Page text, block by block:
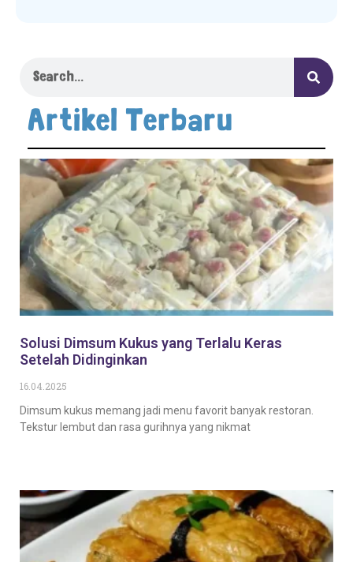
Artikel Terbaru
Solusi Dimsum Kukus yang Terlalu Keras
Setelah Didinginkan
16.04.2025
Dimsum kukus memang jadi menu favorit banyak restoran.
Tekstur lembut dan rasa gurihnya yang nikmat